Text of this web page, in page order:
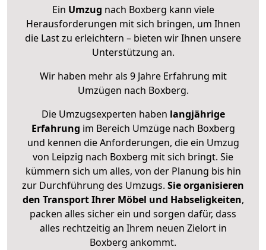
Ein Umzug nach Boxberg kann viele
Herausforderungen mit sich bringen, um Ihnen
die Last zu erleichtern – bieten wir Ihnen unsere
Unterstützung an.
Wir haben mehr als 9 Jahre Erfahrung mit
Umzügen nach Boxberg.
Die Umzugsexperten haben langjährige
Erfahrung im Bereich Umzüge nach Boxberg
und kennen die Anforderungen, die ein Umzug
von Leipzig nach Boxberg mit sich bringt. Sie
kümmern sich um alles, von der Planung bis hin
zur Durchführung des Umzugs. Sie organisieren
den Transport Ihrer Möbel und Habseligkeiten,
packen alles sicher ein und sorgen dafür, dass
alles rechtzeitig an Ihrem neuen Zielort in
Boxberg ankommt.